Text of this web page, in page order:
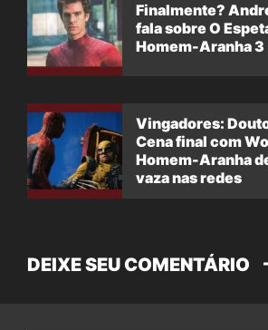
Finalmente?
fala sobre O
Homem-Aranha 3
Vingadores:
Cena final com
Homem-Aranha
vaza nas redes
DEIXE SEU COMENTÁRIO